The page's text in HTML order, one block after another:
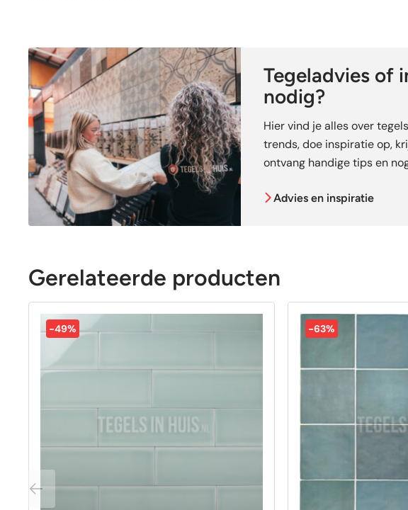
Tegeladvies of
nodig?
Hier vind je alles over
trends, doe inspiratie op,
ontvang handige tips en
Advies en inspiratie
Gerelateerde producten
-49% -63%